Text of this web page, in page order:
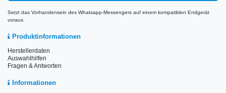
Setzt das Vorhandensein des Whatsapp-Messengers auf einem kompatiblen Endgerät
voraus.
Produktinformationen
Herstellerdaten
Auswahlhilfen
Fragen & Antworten
Informationen